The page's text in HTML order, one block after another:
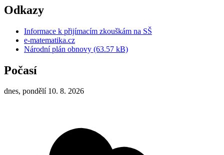
Odkazy
Informace k přijímacím zkouškám na SŠ
e-matematika.cz
Národní plán obnovy (63.57 kB)
Počasí
dnes, pondělí 10. 8. 2026